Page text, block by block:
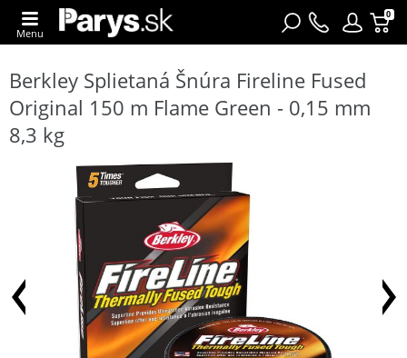
0
Menu
Berkley Splietaná Šnúra Fireline Fused
Original 150 m Flame Green - 0,15 mm
8,3 kg